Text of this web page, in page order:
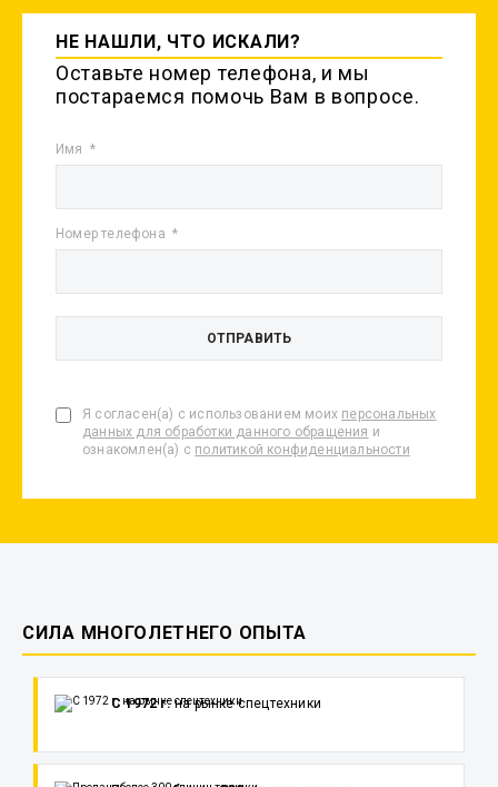
НЕ НАШЛИ, ЧТО ИСКАЛИ?
Оставьте номер телефона, и мы
постараемся помочь Вам в вопросе.
Имя
Номер телефона
Я согласен(а) с использованием моих персональных
данных для обработки данного обращения и
ознакомлен(а) с политикой конфиденциальности
СИЛА МНОГОЛЕТНЕГО ОПЫТА
С 1972 г.на рынке спецтехники